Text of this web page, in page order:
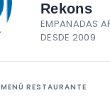
Rekons
EMPANADAS
DESDE 2009
MENÚ RESTAURANTE